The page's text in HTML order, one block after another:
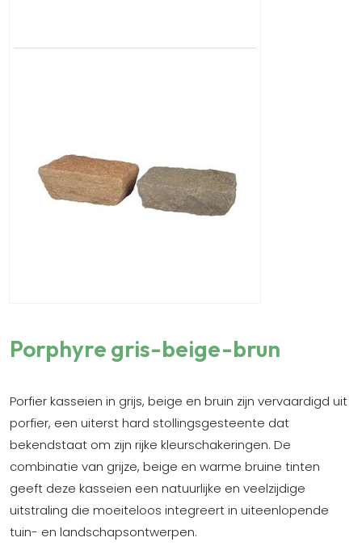
Porphyre gris-beige-brun
Porfier kasseien in grijs, beige en bruin zijn vervaardigd uit
porfier, een uiterst hard stollingsgesteente dat
bekendstaat om zijn rijke kleurschakeringen. De
combinatie van grijze, beige en warme bruine tinten
geeft deze kasseien een natuurlijke en veelzijdige
uitstraling die moeiteloos integreert in uiteenlopende
tuin- en landschapsontwerpen.